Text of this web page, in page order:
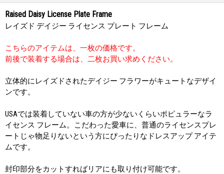
Raised Daisy License Plate Frame
レイズド デイジー ライセンス プレート フレーム
こちらのアイテムは、一枚の価格です。
前後で装着する場合は、二枚お買い求めください。
立体的にレイズドされたデイジー フラワーがキュートなデザイ
ンです。
USAでは装着していない車の方が少ないくらいポピュラーなラ
イセンス フレーム。こだわった愛車に、普通のライセンスプレ
ートじゃ物足りないという方にぴったりなドレスアップ アイテ
ムです。
封印部分をカットすればリアにも取り付け可能です。